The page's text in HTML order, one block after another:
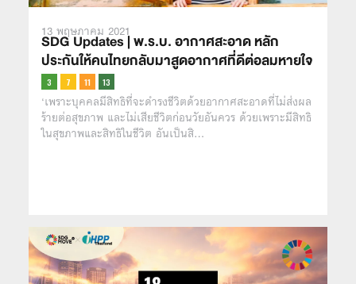
13 พฤษภาคม 2021
SDG Updates | พ.ร.บ. อากาศสะอาด หลัก
ประกันให้คนไทยกลับมาสูดอากาศที่ดีต่อลมหายใจ
‘เพราะบุคคลมีสิทธิที่จะดำรงชีวิตด้วยอากาศสะอาดที่ไม่ส่งผล
ร้ายต่อสุขภาพ และไม่เสียชีวิตก่อนวัยอันควร ด้วยเพราะมีสิทธิ
ในสุขภาพและสิทธิในชีวิต อันเป็นสิ…